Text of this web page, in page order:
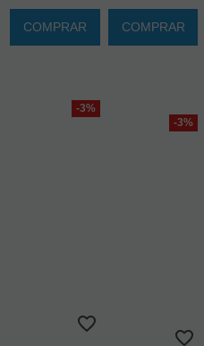
COMPRAR COMPRAR
-3%
-3%